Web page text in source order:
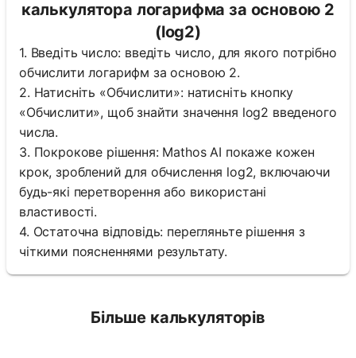
калькулятора логарифма за основою 2
(log2)
1. Введіть число: введіть число, для якого потрібно
обчислити логарифм за основою 2.
2. Натисніть «Обчислити»: натисніть кнопку
«Обчислити», щоб знайти значення log2 введеного
числа.
3. Покрокове рішення: Mathos AI покаже кожен
крок, зроблений для обчислення log2, включаючи
будь-які перетворення або використані
властивості.
4. Остаточна відповідь: перегляньте рішення з
чіткими поясненнями результату.
Більше калькуляторів